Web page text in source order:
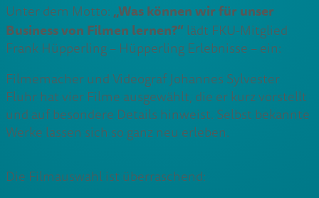
Unter dem Motto: „Was können wir für unser
Business von Filmen lernen?“ lädt FKU-Mitglied
Frank Hüpperling – Hüpperling Erlebnisse – ein:
Filmemacher und Videograf Johannes Sylvester
Fluhr hat vier Filme ausgewählt, die er kurz vorstellt
und auf besondere Details hinweist. Selbst bekannte
Werke lassen sich so ganz neu erleben.
Die Filmauswahl ist überraschend: